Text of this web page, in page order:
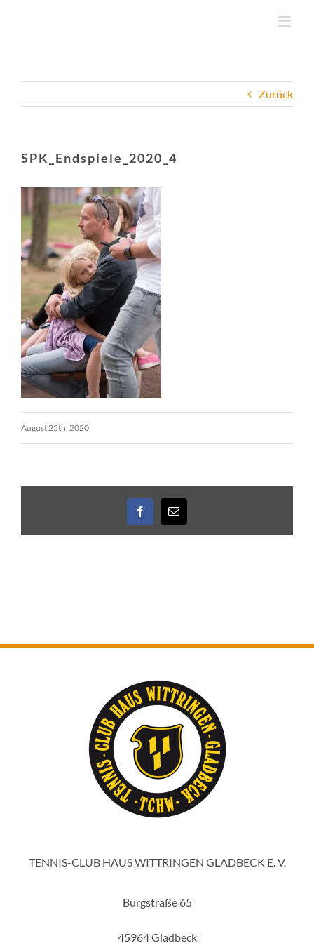
Zurück
SPK_Endspiele_2020_4
August 25th. 2020
Facebook
E-
Mail
TENNIS-CLUB HAUS WITTRINGEN GLADBECK E. V.
Burgstraße 65
45964 Gladbeck